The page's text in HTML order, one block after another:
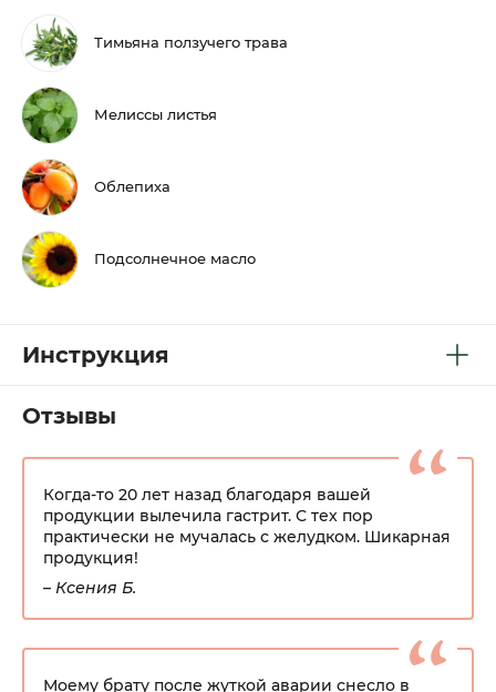
Тимьяна ползучего трава
Мелиссы листья
Облепиха
Подсолнечное масло
Инструкция
Отзывы
Когда-то 20 лет назад благодаря вашей
продукции вылечила гастрит. С тех пор
практически не мучалась с желудком. Шикарная
продукция!
– Ксения Б.
Моему брату после жуткой аварии снесло в